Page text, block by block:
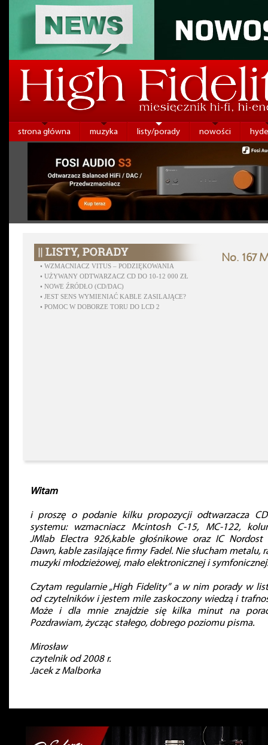
strona główna muzyka listy/porady nowości
No. 167
• WZMACNIACZ VITUS – PODZIĘKOWANIA
• UŻYWANY ODTWARZACZ CD DO 10-12 000 ZŁ
• NOWE ŹRÓDŁO (CD/DAC)
• JEST SENS WYMIENIAĆ KABLE ZASILAJĄCE?
• POMOC W DOBORZE TORU DO LCD 2
Witam
i proszę o podanie kilku propozycji odtwarzacza
systemu: wzmacniacz Mcintosh C-15, MC-122,
JMlab Electra 926,kable głośnikowe oraz IC Nordost
Dawn, kable zasilające firmy Fadel. Nie słucham metalu,
muzyki młodzieżowej, mało elektronicznej i symfonicznej.
Czytam regularnie „High Fidelity” a w nim porady w
od czytelników i jestem mile zaskoczony wiedzą i
Może i dla mnie znajdzie się kilka minut na
Pozdrawiam, życząc stałego, dobrego poziomu pisma.
Mirosław
czytelnik od 2008 r.
Jacek z Malborka